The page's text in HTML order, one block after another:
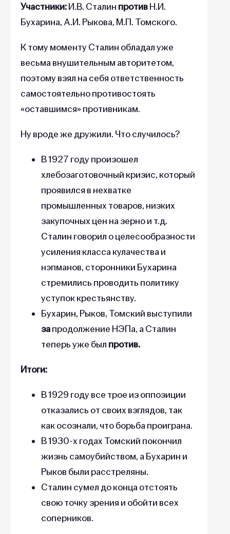
Участники:И.В. Сталин противН.И.
Бухарина, А.И. Рыкова, М.П. Томского.
К тому моменту Сталин обладал уже
весьма внушительным авторитетом,
поэтому взял на себя ответственность
самостоятельно противостоять
«оставшимся» противникам.
Ну вроде же дружили. Что случилось?
В 1927 году произошел
хлебозаготовочный кризис, который
проявился в нехватке
промышленных товаров, низких
закупочных цен на зерно и т.д.
Сталин говорил о целесообразности
усиления класса кулачества и
нэпманов, сторонники Бухарина
стремились проводить политику
уступок крестьянству.
Бухарин, Рыков, Томский выступили
запродолжение НЭПа, а Сталин
теперь уже был против.
Итоги:
В 1929 году все трое из оппозиции
отказались от своих взглядов, так
как осознали, что борьба проиграна.
В 1930-х годах Томский покончил
жизнь самоубийством, а Бухарин и
Рыков были расстреляны.
Сталин сумел до конца отстоять
свою точку зрения и обойти всех
соперников.